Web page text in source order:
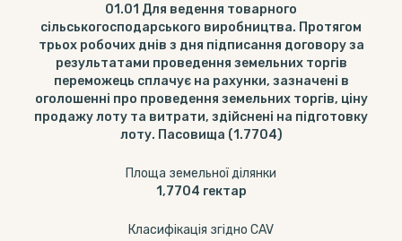
01.01 Для ведення товарного
сільськогосподарського виробництва. Протягом
трьох робочих днів з дня підписання договору за
результатами проведення земельних торгів
переможець сплачує на рахунки, зазначені в
оголошенні про проведення земельних торгів, ціну
продажу лоту та витрати, здійснені на підготовку
лоту. Пасовища (1.7704)
Площа земельної ділянки
1,7704 гектар
Класифікація згідно CAV